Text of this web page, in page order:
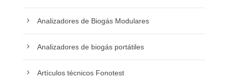
Analizadores de Biogás Modulares
Analizadores de biogás portátiles
Artículos técnicos Fonotest